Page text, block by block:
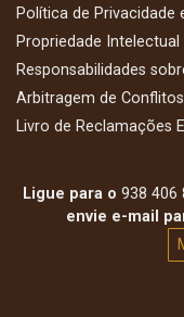
Política de Privacidade
Propriedade
Responsabilidades
Arbitragem de
Livro de Reclamações
Ligue para o 938 406
envie e-mail